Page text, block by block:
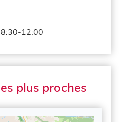
12:00
plus proches